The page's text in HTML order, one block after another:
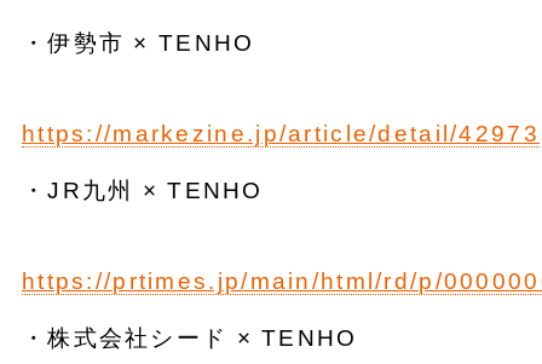
・伊勢市 × TENHO
https://markezine.jp/article/detail/42973
・JR九州 × TENHO
https://prtimes.jp/main/html/rd/p/
・株式会社シード × TENHO